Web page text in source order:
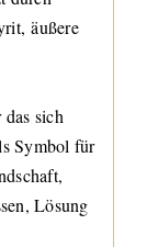
äußere
sich
Symbol für
Lösung